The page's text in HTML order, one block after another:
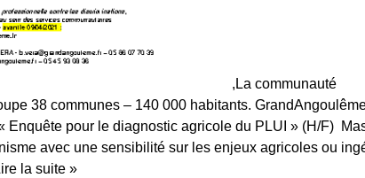
,La communauté
38 communes – 140 000 habitants.
Enquête pour le diagnostic agricole du PLUI » (H/F)
avec une sensibilité sur les enjeux agricoles ou
la suite »